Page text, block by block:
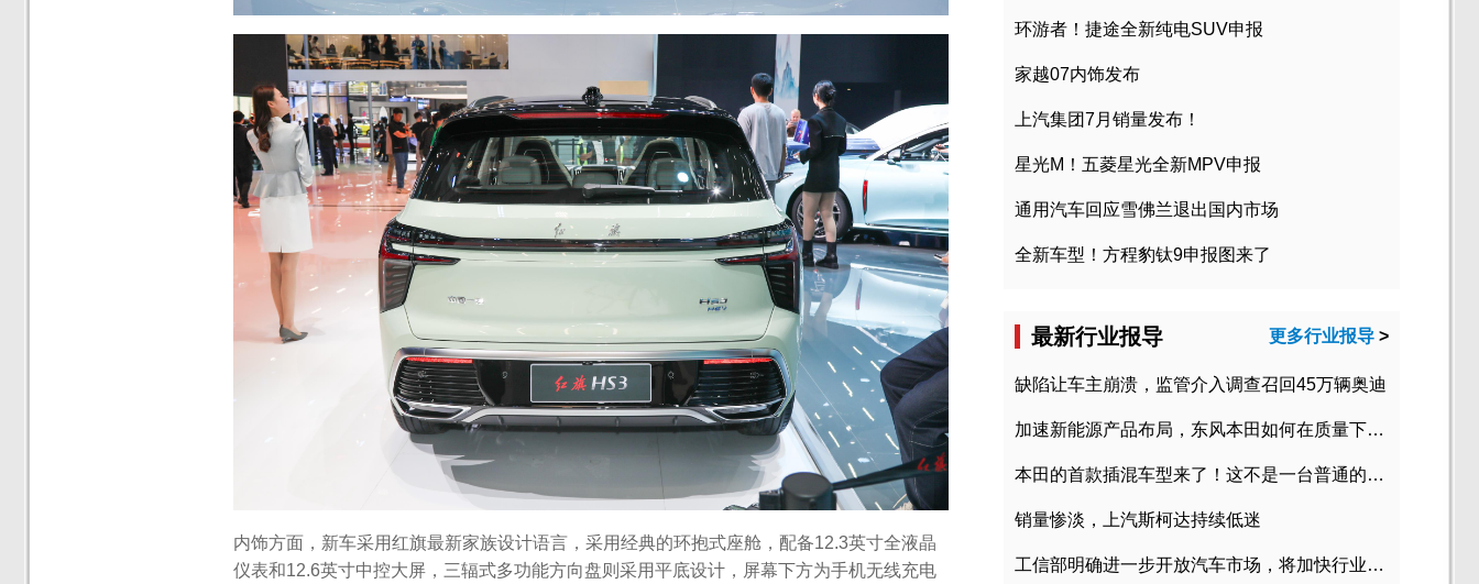
内饰方面，新车采用红旗最新家族设计语言，采用经典的环抱式座舱，配备12.3英寸全液晶
仪表和12.6英寸中控大屏，三辐式多功能方向盘则采用平底设计，屏幕下方为手机无线充电
环游者！捷途全新纯电SUV申报
家越07内饰发布
上汽集团7月销量发布！
星光M！五菱星光全新MPV申报
通用汽车回应雪佛兰退出国内市场
全新车型！方程豹钛9申报图来了
最新行业报导 更多行业报导 >
缺陷让车主崩溃，监管介入调查召回45万辆奥迪
加速新能源产品布局，东风本田如何在质量下转型？
本田的首款插混车型来了！这不是一台普通的CR-V
销量惨淡，上汽斯柯达持续低迷
工信部明确进一步开放汽车市场，将加快行业兼并重组